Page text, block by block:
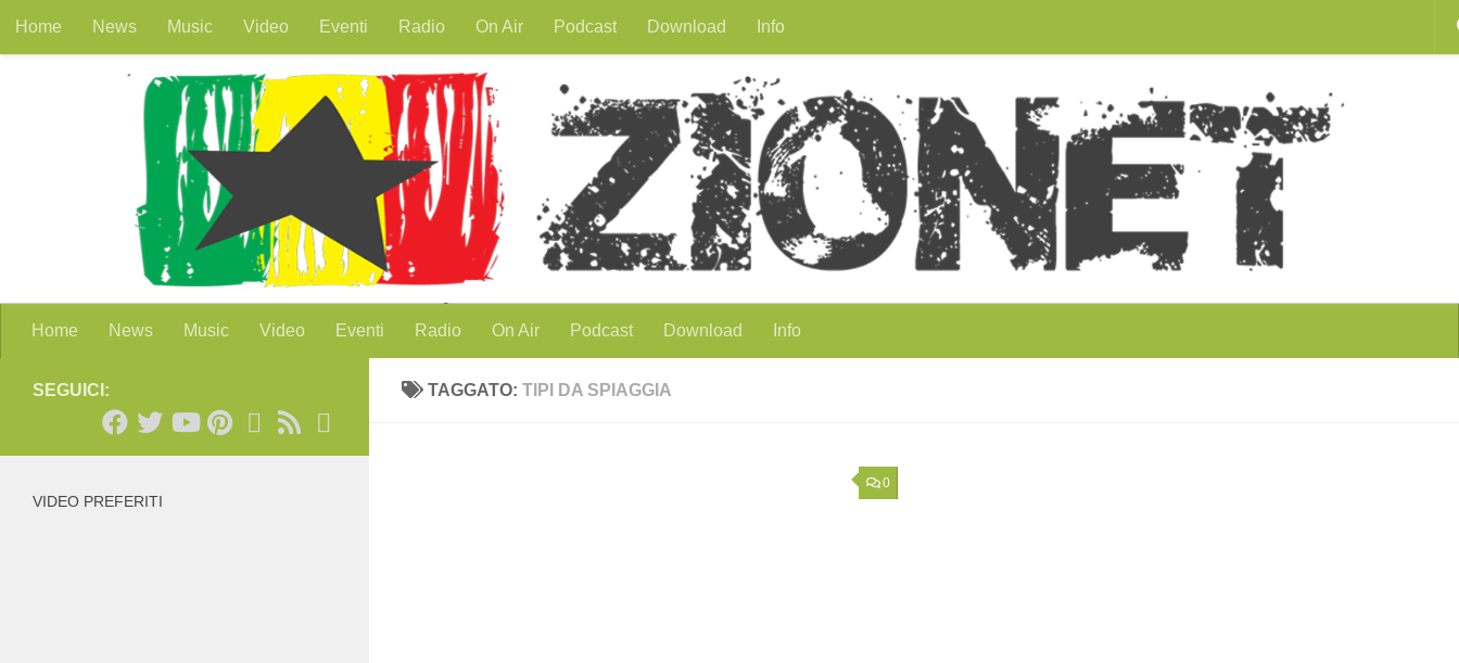
Salta al contenuto
Home News Music Video Eventi Radio On Air Podcast Download Info
Home News Music Video Eventi Radio On Air Podcast Download Info
TAGGATO: TIPI DA SPIAGGIA
0
SEGUICI:
VIDEO PREFERITI